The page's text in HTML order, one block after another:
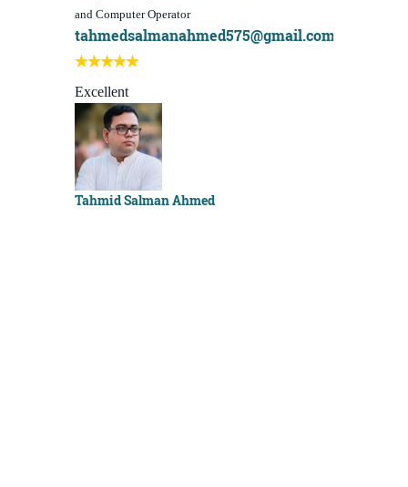
and Computer Operator
tahmedsalmanahmed575@gmail.com
Excellent
Tahmid Salman Ahmed